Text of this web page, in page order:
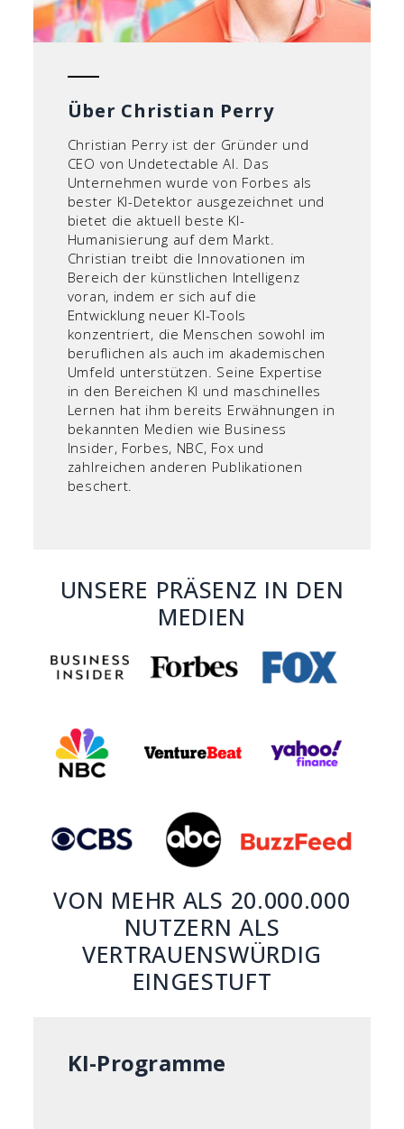
Über Christian Perry
Christian Perry ist der Gründer und
CEO von Undetectable AI. Das
Unternehmen wurde von Forbes als
bester KI-Detektor ausgezeichnet und
bietet die aktuell beste KI-
Humanisierung auf dem Markt.
Christian treibt die Innovationen im
Bereich der künstlichen Intelligenz
voran, indem er sich auf die
Entwicklung neuer KI-Tools
konzentriert, die Menschen sowohl im
beruflichen als auch im akademischen
Umfeld unterstützen. Seine Expertise
in den Bereichen KI und maschinelles
Lernen hat ihm bereits Erwähnungen in
bekannten Medien wie Business
Insider, Forbes, NBC, Fox und
zahlreichen anderen Publikationen
beschert.
UNSERE PRÄSENZ IN DEN
MEDIEN
VON MEHR ALS 20.000.000
NUTZERN ALS
VERTRAUENSWÜRDIG
EINGESTUFT
KI-Programme